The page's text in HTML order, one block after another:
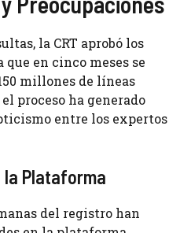
la CRT aprobó los
en cinco meses se
millones de líneas
proceso ha generado
entre los expertos
la Plataforma
del registro han